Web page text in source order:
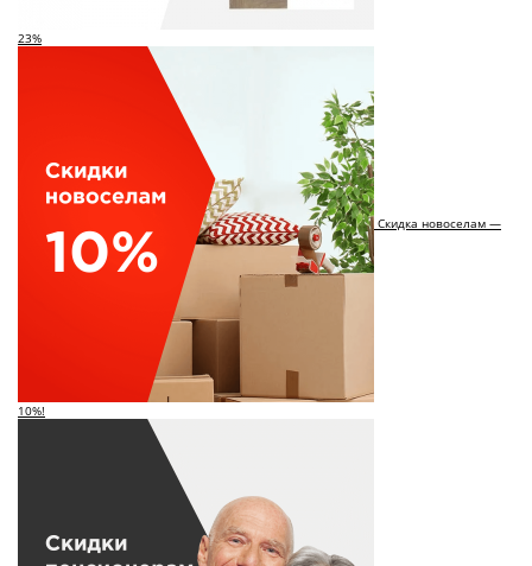
23%
Скидка новоселам —
10%!